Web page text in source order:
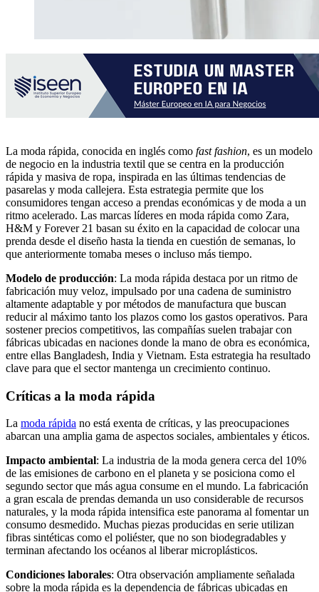
La moda rápida, conocida en inglés como fast fashion, es un modelo
de negocio en la industria textil que se centra en la producción
rápida y masiva de ropa, inspirada en las últimas tendencias de
pasarelas y moda callejera. Esta estrategia permite que los
consumidores tengan acceso a prendas económicas y de moda a un
ritmo acelerado. Las marcas líderes en moda rápida como Zara,
H&M y Forever 21 basan su éxito en la capacidad de colocar una
prenda desde el diseño hasta la tienda en cuestión de semanas, lo
que anteriormente tomaba meses o incluso más tiempo.
Modelo de producción: La moda rápida destaca por un ritmo de
fabricación muy veloz, impulsado por una cadena de suministro
altamente adaptable y por métodos de manufactura que buscan
reducir al máximo tanto los plazos como los gastos operativos. Para
sostener precios competitivos, las compañías suelen trabajar con
fábricas ubicadas en naciones donde la mano de obra es económica,
entre ellas Bangladesh, India y Vietnam. Esta estrategia ha resultado
clave para que el sector mantenga un crecimiento continuo.
Críticas a la moda rápida
La moda rápida no está exenta de críticas, y las preocupaciones
abarcan una amplia gama de aspectos sociales, ambientales y éticos.
Impacto ambiental: La industria de la moda genera cerca del 10%
de las emisiones de carbono en el planeta y se posiciona como el
segundo sector que más agua consume en el mundo. La fabricación
a gran escala de prendas demanda un uso considerable de recursos
naturales, y la moda rápida intensifica este panorama al fomentar un
consumo desmedido. Muchas piezas producidas en serie utilizan
fibras sintéticas como el poliéster, que no son biodegradables y
terminan afectando los océanos al liberar microplásticos.
Condiciones laborales: Otra observación ampliamente señalada
sobre la moda rápida es la dependencia de fábricas ubicadas en